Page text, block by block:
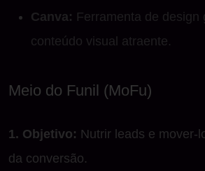
Canva: Ferramenta de design
conteúdo visual atraente.
Meio do Funil (MoFu)
1. Objetivo: Nutrir leads e mover-
da conversão.